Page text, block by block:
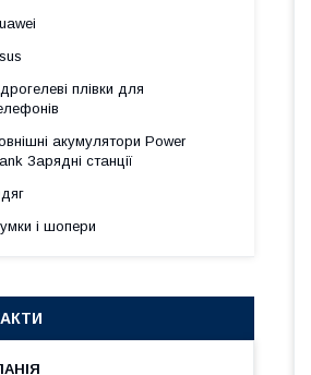
плівки для
акумулятори Power
Зарядні станції
і шопери